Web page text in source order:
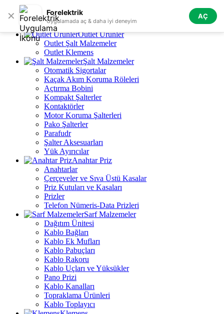
✕ Forelektrik
Uygulamada aç & daha iyi deneyim
AÇ
Skip to navigation Skip to main content
Tüm Kategoriler
Outlet Ürünler
Outlet Şalt Malzemeler
Outlet Klemens
Şalt Malzemeler
Otomatik Sigortalar
Kaçak Akım Koruma Röleleri
Açtırma Bobini
Kompakt Şalterler
Kontaktörler
Motor Koruma Şalterleri
Pako Şalterler
Parafudr
Şalter Aksesuarları
Yük Ayırıcılar
Anahtar Priz
Anahtarlar
Çerçeveler ve Sıva Üstü Kasalar
Priz Kutuları ve Kasaları
Prizler
Telefon Nümeris-Data Prizleri
Sarf Malzemeler
Dağıtım Ünitesi
Kablo Bağları
Kablo Ek Mufları
Kablo Pabuçları
Kablo Rakoru
Kablo Uçları ve Yüksükler
Pano Prizi
Kablo Kanalları
Topraklama Ürünleri
Kablo Toplayıcı